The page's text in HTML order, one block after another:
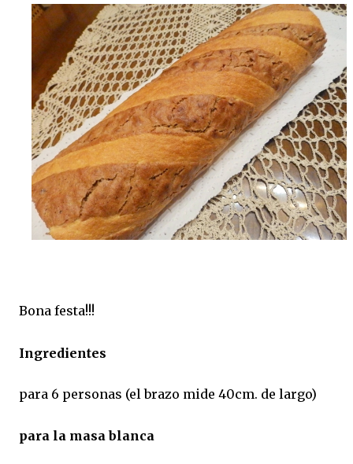
Bona festa!!!
Ingredientes
para 6 personas (el brazo mide 40cm. de largo)
para la masa blanca